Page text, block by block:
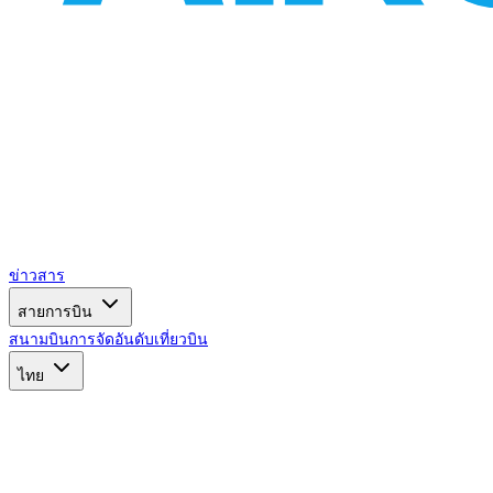
ข่าวสาร
สายการบิน
สนามบินการจัดอันดับเที่ยวบิน
ไทย